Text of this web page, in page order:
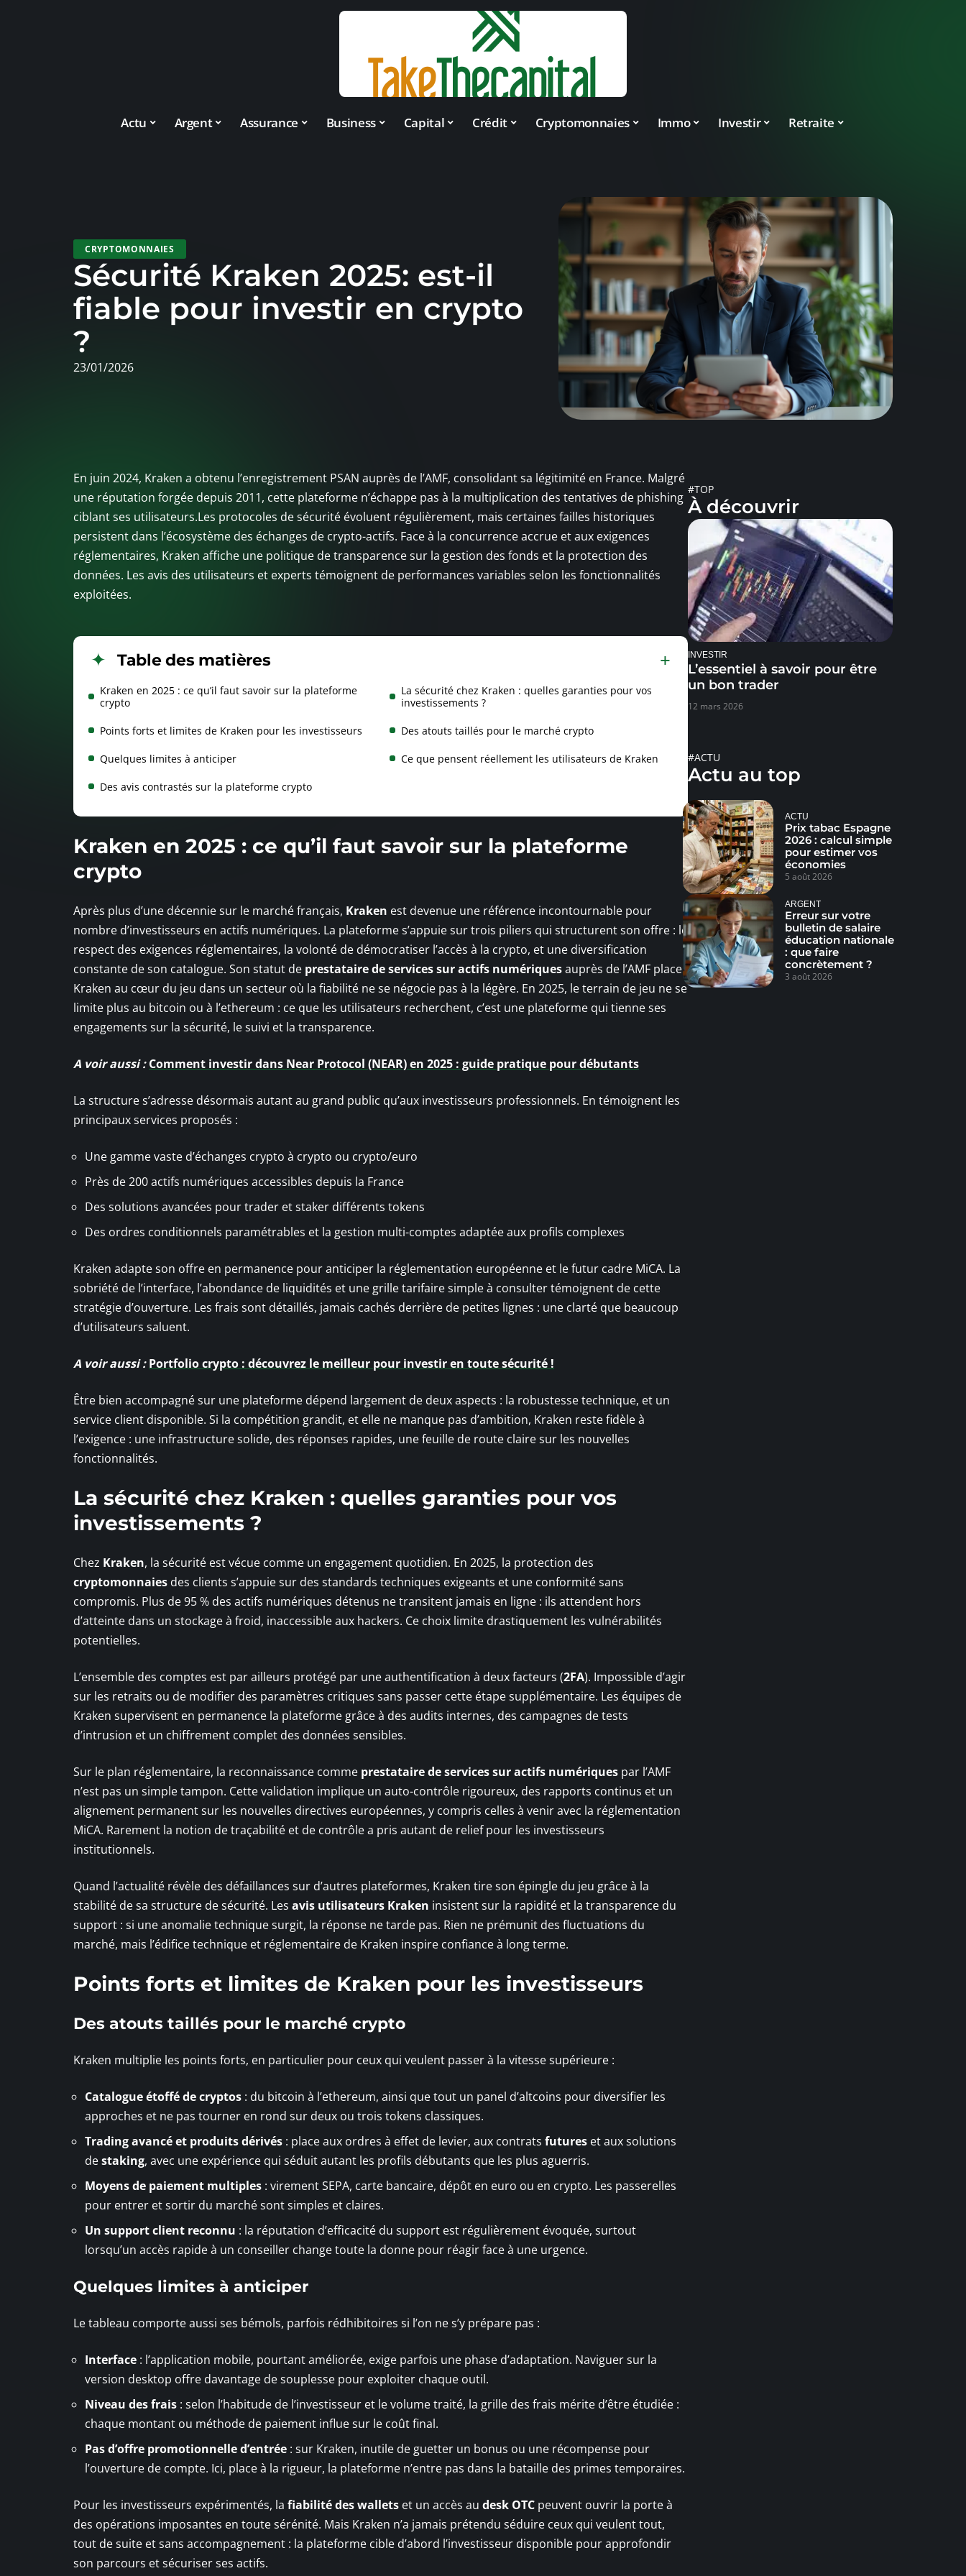
Actu Argent Assurance Business Capital Crédit Cryptomonnaies Immo Investir Retraite
CRYPTOMONNAIES
Sécurité Kraken 2025: est-il
fiable pour investir en crypto
?
23/01/2026
En juin 2024, Kraken a obtenu l’enregistrement PSAN auprès de l’AMF, consolidant sa légitimité en France. Malgré
une réputation forgée depuis 2011, cette plateforme n’échappe pas à la multiplication des tentatives de phishing
ciblant ses utilisateurs.Les protocoles de sécurité évoluent régulièrement, mais certaines failles historiques
persistent dans l’écosystème des échanges de crypto-actifs. Face à la concurrence accrue et aux exigences
réglementaires, Kraken affiche une politique de transparence sur la gestion des fonds et la protection des
données. Les avis des utilisateurs et experts témoignent de performances variables selon les fonctionnalités
exploitées.
Table des matières
Kraken en 2025 : ce qu’il faut savoir sur la plateforme
crypto
La sécurité chez Kraken : quelles garanties pour vos
investissements ?
Points forts et limites de Kraken pour les investisseurs Des atouts taillés pour le marché crypto
Quelques limites à anticiper Ce que pensent réellement les utilisateurs de Kraken
Des avis contrastés sur la plateforme crypto
Kraken en 2025 : ce qu’il faut savoir sur la plateforme
crypto
Après plus d’une décennie sur le marché français, Kraken est devenue une référence incontournable pour
nombre d’investisseurs en actifs numériques. La plateforme s’appuie sur trois piliers qui structurent son offre : le
respect des exigences réglementaires, la volonté de démocratiser l’accès à la crypto, et une diversification
constante de son catalogue. Son statut de prestataire de services sur actifs numériquesauprès de l’AMF place
Kraken au cœur du jeu dans un secteur où la fiabilité ne se négocie pas à la légère. En 2025, le terrain de jeu ne se
limite plus au bitcoin ou à l’ethereum : ce que les utilisateurs recherchent, c’est une plateforme qui tienne ses
engagements sur la sécurité, le suivi et la transparence.
A voir aussi : Comment investir dans Near Protocol (NEAR) en 2025 : guide pratique pour débutants
La structure s’adresse désormais autant au grand public qu’aux investisseurs professionnels. En témoignent les
principaux services proposés :
Une gamme vaste d’échanges crypto à crypto ou crypto/euro
Près de 200 actifs numériques accessibles depuis la France
Des solutions avancées pour trader et staker différents tokens
Des ordres conditionnels paramétrables et la gestion multi-comptes adaptée aux profils complexes
Kraken adapte son offre en permanence pour anticiper la réglementation européenne et le futur cadre MiCA. La
sobriété de l’interface, l’abondance de liquidités et une grille tarifaire simple à consulter témoignent de cette
stratégie d’ouverture. Les frais sont détaillés, jamais cachés derrière de petites lignes : une clarté que beaucoup
d’utilisateurs saluent.
A voir aussi : Portfolio crypto : découvrez le meilleur pour investir en toute sécurité !
Être bien accompagné sur une plateforme dépend largement de deux aspects : la robustesse technique, et un
service client disponible. Si la compétition grandit, et elle ne manque pas d’ambition, Kraken reste fidèle à
l’exigence : une infrastructure solide, des réponses rapides, une feuille de route claire sur les nouvelles
fonctionnalités.
La sécurité chez Kraken : quelles garanties pour vos
investissements ?
Chez Kraken, la sécurité est vécue comme un engagement quotidien. En 2025, la protection des
cryptomonnaies des clients s’appuie sur des standards techniques exigeants et une conformité sans
compromis. Plus de 95 % des actifs numériques détenus ne transitent jamais en ligne : ils attendent hors
d’atteinte dans un stockage à froid, inaccessible aux hackers. Ce choix limite drastiquement les vulnérabilités
potentielles.
L’ensemble des comptes est par ailleurs protégé par une authentification à deux facteurs (2FA). Impossible d’agir
sur les retraits ou de modifier des paramètres critiques sans passer cette étape supplémentaire. Les équipes de
Kraken supervisent en permanence la plateforme grâce à des audits internes, des campagnes de tests
d’intrusion et un chiffrement complet des données sensibles.
Sur le plan réglementaire, la reconnaissance comme prestataire de services sur actifs numériques par l’AMF
n’est pas un simple tampon. Cette validation implique un auto-contrôle rigoureux, des rapports continus et un
alignement permanent sur les nouvelles directives européennes, y compris celles à venir avec la réglementation
MiCA. Rarement la notion de traçabilité et de contrôle a pris autant de relief pour les investisseurs
institutionnels.
Quand l’actualité révèle des défaillances sur d’autres plateformes, Kraken tire son épingle du jeu grâce à la
stabilité de sa structure de sécurité. Les avis utilisateurs Kraken insistent sur la rapidité et la transparence du
support : si une anomalie technique surgit, la réponse ne tarde pas. Rien ne prémunit des fluctuations du
marché, mais l’édifice technique et réglementaire de Kraken inspire confiance à long terme.
Points forts et limites de Kraken pour les investisseurs
Des atouts taillés pour le marché crypto
Kraken multiplie les points forts, en particulier pour ceux qui veulent passer à la vitesse supérieure :
Catalogue étoffé de cryptos : du bitcoin à l’ethereum, ainsi que tout un panel d’altcoins pour diversifier les
approches et ne pas tourner en rond sur deux ou trois tokens classiques.
Trading avancé et produits dérivés : place aux ordres à effet de levier, aux contrats futures et aux solutions
destaking, avec une expérience qui séduit autant les profils débutants que les plus aguerris.
Moyens de paiement multiples : virement SEPA, carte bancaire, dépôt en euro ou en crypto. Les passerelles
pour entrer et sortir du marché sont simples et claires.
Un support client reconnu : la réputation d’efficacité du support est régulièrement évoquée, surtout
lorsqu’un accès rapide à un conseiller change toute la donne pour réagir face à une urgence.
Quelques limites à anticiper
Le tableau comporte aussi ses bémols, parfois rédhibitoires si l’on ne s’y prépare pas :
Interface : l’application mobile, pourtant améliorée, exige parfois une phase d’adaptation. Naviguer sur la
version desktop offre davantage de souplesse pour exploiter chaque outil.
Niveau des frais : selon l’habitude de l’investisseur et le volume traité, la grille des frais mérite d’être étudiée :
chaque montant ou méthode de paiement influe sur le coût final.
Pas d’offre promotionnelle d’entrée : sur Kraken, inutile de guetter un bonus ou une récompense pour
l’ouverture de compte. Ici, place à la rigueur, la plateforme n’entre pas dans la bataille des primes temporaires.
Pour les investisseurs expérimentés, la fiabilité des wallets et un accès au desk OTC peuvent ouvrir la porte à
des opérations imposantes en toute sérénité. Mais Kraken n’a jamais prétendu séduire ceux qui veulent tout,
tout de suite et sans accompagnement : la plateforme cible d’abord l’investisseur disponible pour approfondir
son parcours et sécuriser ses actifs.
#TOP
À découvrir
INVESTIR
L’essentiel à savoir pour être
un bon trader
12 mars 2026
#ACTU
Actu au top
ACTU
Prix tabac Espagne
2026 : calcul simple
pour estimer vos
économies
5 août 2026
ARGENT
Erreur sur votre
bulletin de salaire
éducation nationale
: que faire
concrètement ?
3 août 2026